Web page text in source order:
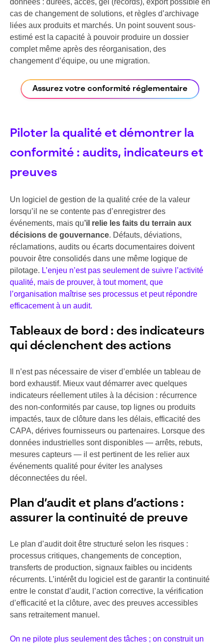
cas de changement de solutions, et règles d’archivage
liées aux produits et marchés. Un point souvent sous-
estimé est la capacité à pouvoir produire un dossier
complet même après des réorganisation, des
changement d’équipe, ou une migration.
Assurez votre conformité réglementaire
Piloter la qualité et démontrer la
conformité : audits, indicateurs et
preuves
Un logiciel de gestion de la qualité crée de la valeur
lorsqu’il ne se contente pas d’enregistrer des
événements, mais qu’il relie les faits du terrain aux
décisions de gouvernance. Défauts, déviations,
réclamations, audits ou écarts documentaires doivent
pouvoir être consolidés dans une même logique de
pilotage. L’enjeu n’est pas seulement de suivre l’activité
qualité, mais de prouver, à tout moment, que
l’organisation maîtrise ses processus et peut répondre
efficacement à un audit.
Tableaux de bord : des indicateurs
qui déclenchent des actions
Il n’est pas nécessaire de viser d’emblée un tableau de
bord exhaustif. Mieux vaut démarrer avec quelques
indicateurs réellement utiles à la décision : récurrence
des non-conformités par cause, top lignes ou produits
impactés, taux de clôture dans les délais, efficacité des
CAPA, dérives fournisseurs ou partenaires. Lorsque des
données industrielles sont disponibles — arrêts, rebuts,
mesures capteurs — il est pertinent de les relier aux
événements qualité pour éviter les analyses
déconnectées du réel.
Plan d’audit et plans d’actions :
assurer la continuité de preuve
Le plan d’audit doit être structuré selon les risques :
processus critiques, changements de conception,
transferts de production, signaux faibles ou incidents
récurrents. L’intérêt du logiciel est de garantir la continuité
entre le constat d’audit, l’action corrective, la vérification
d’efficacité et la clôture, avec des preuves accessibles
sans retraitement manuel.
On ne pilote plus seulement des tâches ; on construit un